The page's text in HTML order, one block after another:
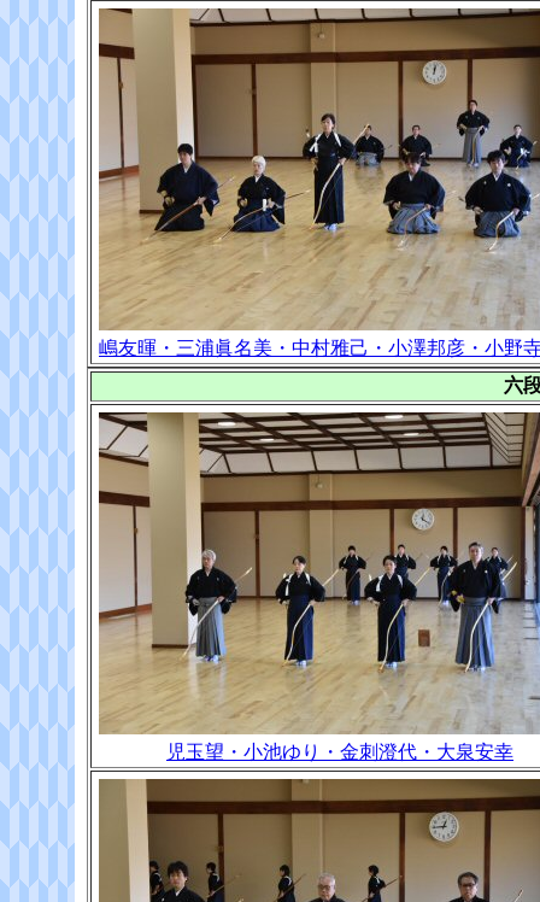
嶋友暉・三浦眞名美・中村雅己・小澤邦彦・小野
六
児玉望・小池ゆり・金刺澄代・大泉安幸